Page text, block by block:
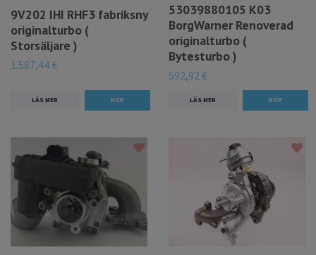
9V202 IHI RHF3 fabriksny
originalturbo (
Storsäljare )
1.587,44 €
LÄS MER
53039880105 K03
BorgWarner Renoverad
originalturbo (
Bytesturbo )
592,92 €
LÄS MER